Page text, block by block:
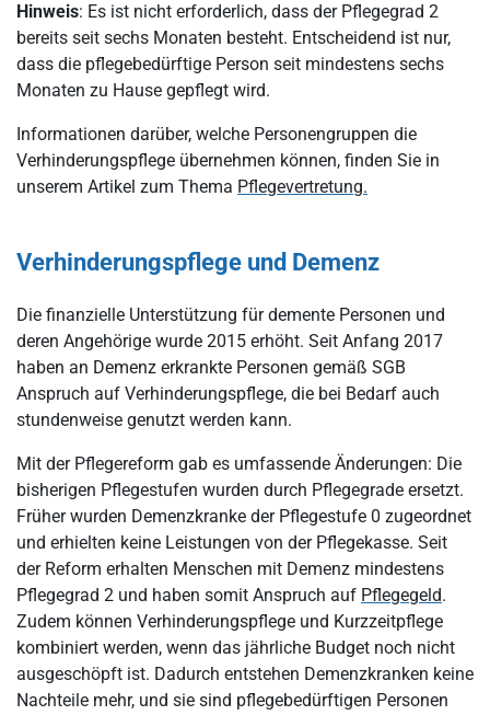
Hinweis: Es ist nicht erforderlich, dass der Pflegegrad 2
bereits seit sechs Monaten besteht. Entscheidend ist nur,
dass die pflegebedürftige Person seit mindestens sechs
Monaten zu Hause gepflegt wird.
Informationen darüber, welche Personengruppen die
Verhinderungspflege übernehmen können, finden Sie in
unserem Artikel zum Thema Pflegevertretung.
Verhinderungspflege und Demenz
Die finanzielle Unterstützung für demente Personen und
deren Angehörige wurde 2015 erhöht. Seit Anfang 2017
haben an Demenz erkrankte Personen gemäß SGB
Anspruch auf Verhinderungspflege, die bei Bedarf auch
stundenweise genutzt werden kann.
Mit der Pflegereform gab es umfassende Änderungen: Die
bisherigen Pflegestufen wurden durch Pflegegrade ersetzt.
Früher wurden Demenzkranke der Pflegestufe 0 zugeordnet
und erhielten keine Leistungen von der Pflegekasse. Seit
der Reform erhalten Menschen mit Demenz mindestens
Pflegegrad 2 und haben somit Anspruch auf Pflegegeld.
Zudem können Verhinderungspflege und Kurzzeitpflege
kombiniert werden, wenn das jährliche Budget noch nicht
ausgeschöpft ist. Dadurch entstehen Demenzkranken keine
Nachteile mehr, und sie sind pflegebedürftigen Personen